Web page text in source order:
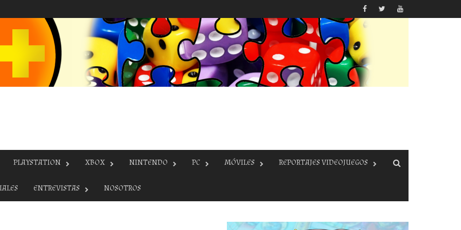
PLAYSTATION XBOX NINTENDO PC MÓVILES REPORTAJES VIDEOJUEGOS
ENTREVISTAS NOSOTROS